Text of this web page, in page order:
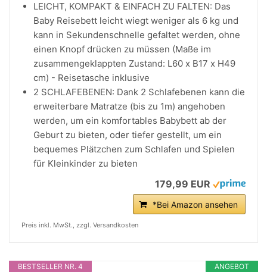
LEICHT, KOMPAKT & EINFACH ZU FALTEN: Das
Baby Reisebett leicht wiegt weniger als 6 kg und
kann in Sekundenschnelle gefaltet werden, ohne
einen Knopf drücken zu müssen (Maße im
zusammengeklappten Zustand: L60 x B17 x H49
cm) - Reisetasche inklusive
2 SCHLAFEBENEN: Dank 2 Schlafebenen kann die
erweiterbare Matratze (bis zu 1m) angehoben
werden, um ein komfortables Babybett ab der
Geburt zu bieten, oder tiefer gestellt, um ein
bequemes Plätzchen zum Schlafen und Spielen
für Kleinkinder zu bieten
179,99 EUR
*Bei Amazon ansehen
Preis inkl. MwSt., zzgl. Versandkosten
ANGEBOT
BESTSELLER NR. 4